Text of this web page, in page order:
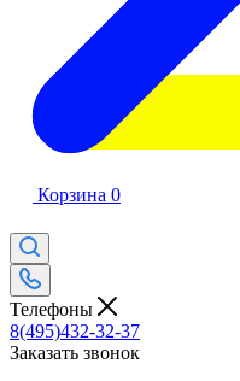
Корзина 0
Телефоны
8(495)432-32-37
Заказать звонок